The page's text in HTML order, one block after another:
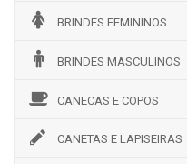
BRINDES FEMININOS
BRINDES MASCULINOS
CANECAS E COPOS
CANETAS E LAPISEIRAS